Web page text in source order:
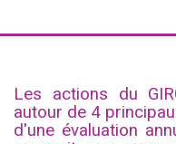
Les actions du
autour de 4
d'une évaluation